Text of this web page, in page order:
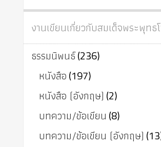
งานเขียนเกี่ยวกับสมเด็จพระพุทธ
ธรรมนิพนธ์(236)
หนังสือ(197)
หนังสือ (อังกฤษ) (2)
บทความ/ข้อเขียน (8)
บทความ/ข้อเขียน (อังกฤษ)